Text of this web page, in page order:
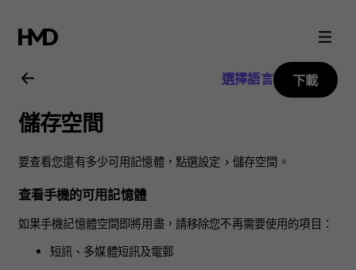
Nokia
2.3
用
戶
指
南
選擇語言 下載
儲存空間
要查看您還有多少可用記憶體，點選設定 > 儲存空間 。
查看手機的可用記憶體
如果手機記憶體空間即將用盡，請移除您不再需要使用的項目：
短訊、多媒體短訊及電郵